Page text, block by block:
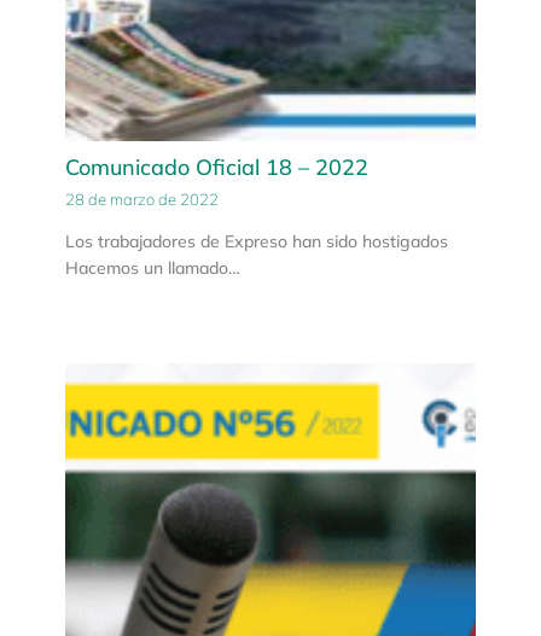
Comunicado Oficial 18 – 2022
28 de marzo de 2022
Los trabajadores de Expreso han sido hostigados
Hacemos un llamado…